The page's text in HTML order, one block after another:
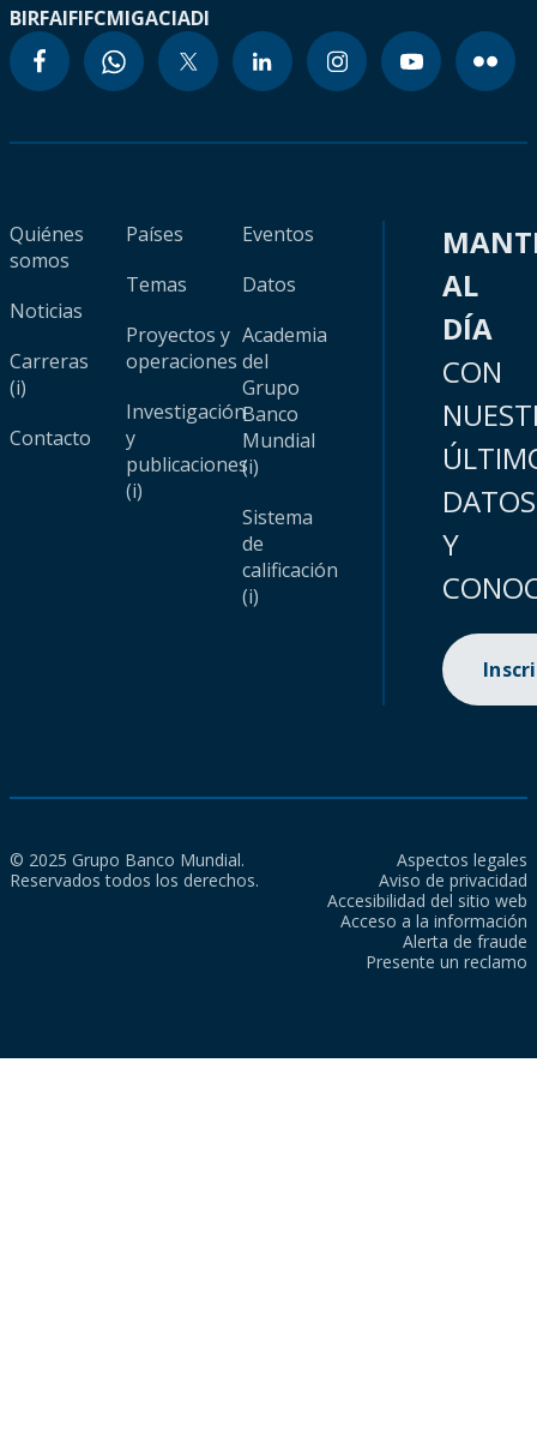
BIRFAIFIFCMIGACIADI
Quiénes
somos
Noticias
Carreras
(i)
Contacto
Países
Temas
Proyectos y
operaciones
Investigación
y
publicaciones
(i)
Eventos
Datos
Academia
del
Grupo
Banco
Mundial
(i)
Sistema
de
calificación
(i)
AL
DÍA
CON
DATOS
Y
© 2025 Grupo Banco Mundial.
Reservados todos los derechos.
Aspectos legales
Aviso de privacidad
Accesibilidad del sitio web
Acceso a la información
Alerta de fraude
Presente un reclamo